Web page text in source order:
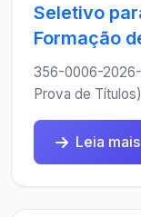
Seletivo
Formação
356-0006-2026-
Prova de
Leia mais